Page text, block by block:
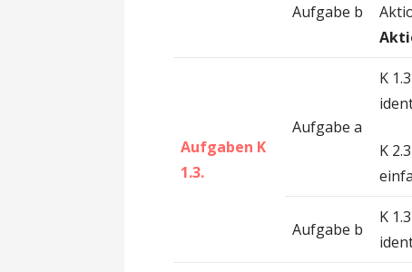
Aufgabe b
Aufgaben K
1.3.
Aufgabe a
K
K
Aufgabe b
K